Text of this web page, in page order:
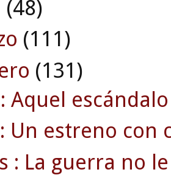
(48)
(111)
(131)
Aquel
Un estreno con
: La guerra no